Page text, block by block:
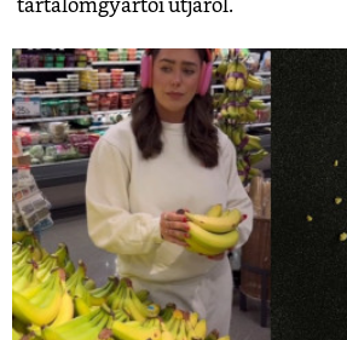
tartalomgyártói útjáról.